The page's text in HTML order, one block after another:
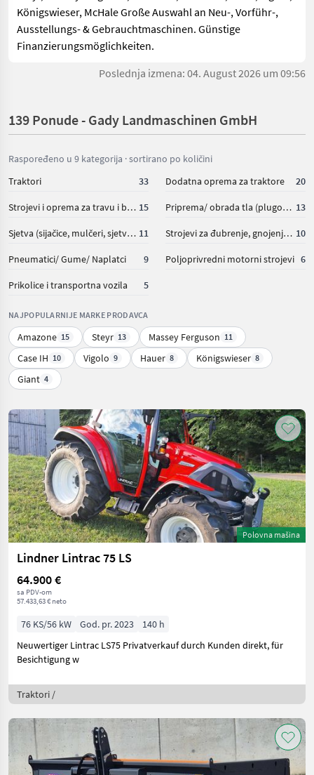
Königswieser, McHale Große Auswahl an Neu-, Vorführ-,
Ausstellungs- & Gebrauchtmaschinen. Günstige
Finanzierungsmöglichkeiten.
Poslednja izmena: 04. August 2026 um 09:56
139 Ponude - Gady Landmaschinen GmbH
Raspoređeno u 9 kategorija · sortirano po količini
Traktori
33 Dodatna oprema za traktore 20
Strojevi i oprema za travu i baliranje 15 Priprema/ obrada tla (plugovi, kultivatori, tanjurače i dr.) 13
Sjetva (sijačice, mulčeri, sjetvospremači i dr) 11 Strojevi za đubrenje, gnojenje i navodnjavanje 10
Pneumatici/ Gume/ Naplatci 9 Poljoprivredni motorni strojevi 6
Prikolice i transportna vozila 5
NAJPOPULARNIJE MARKE PRODAVCA
Amazone 15 Steyr 13 Massey Ferguson 11
Case IH 10 Vigolo 9 Hauer 8 Königswieser 8
Giant 4
Polovna mašina
Lindner Lintrac 75 LS
64.900 €
sa PDV-om
57.433,63 € neto
76 KS/56 kW God. pr. 2023
140 h
Neuwertiger Lintrac LS75 Privatverkauf durch Kunden direkt, für
Besichtigung w
Traktori /